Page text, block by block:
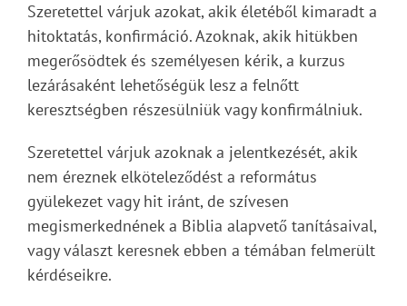
Szeretettel várjuk azokat, akik életéből kimaradt a
hitoktatás, konfirmáció. Azoknak, akik hitükben
megerősödtek és személyesen kérik, a kurzus
lezárásaként lehetőségük lesz a felnőtt
keresztségben részesülniük vagy konfirmálniuk.
Szeretettel várjuk azoknak a jelentkezését, akik
nem éreznek elköteleződést a református
gyülekezet vagy hit iránt, de szívesen
megismerkednének a Biblia alapvető tanításaival,
vagy választ keresnek ebben a témában felmerült
kérdéseikre.